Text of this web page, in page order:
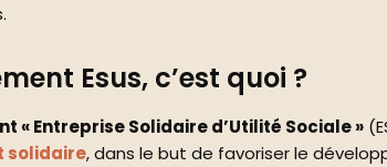
Esus, c’est quoi ?
« Entreprise Solidaire d’Utilité Sociale »
solidaire, dans le but de favoriser le